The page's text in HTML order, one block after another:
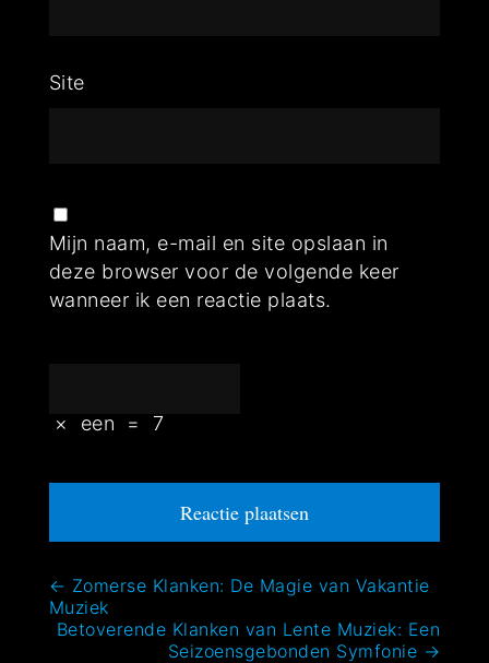
Site
Mijn naam, e-mail en site opslaan in
deze browser voor de volgende keer
wanneer ik een reactie plaats.
× een = 7
Bericht
navigatie
← Zomerse Klanken: De Magie van Vakantie
Muziek
Betoverende Klanken van Lente Muziek: Een
Seizoensgebonden Symfonie →